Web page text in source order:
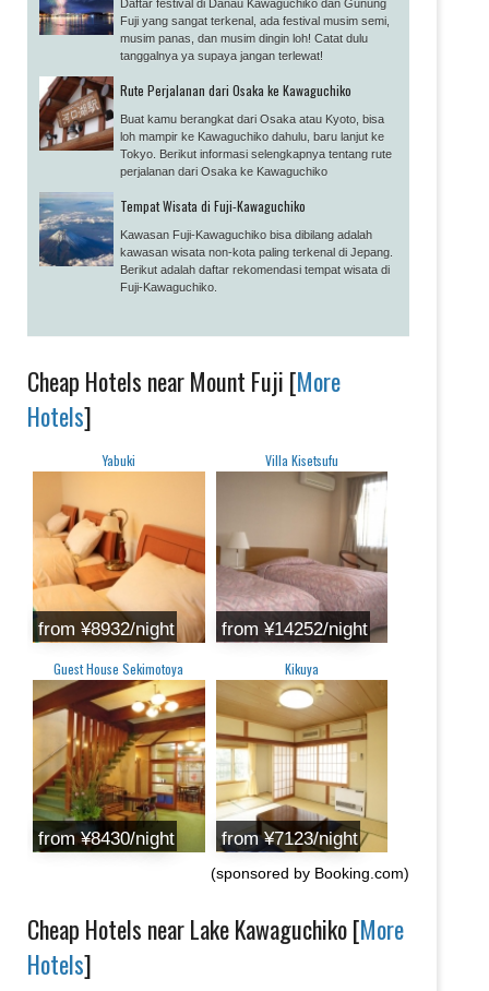
Daftar festival di Danau Kawaguchiko dan Gunung
Fuji yang sangat terkenal, ada festival musim semi,
musim panas, dan musim dingin loh! Catat dulu
tanggalnya ya supaya jangan terlewat!
Rute Perjalanan dari Osaka ke Kawaguchiko
Buat kamu berangkat dari Osaka atau Kyoto, bisa
loh mampir ke Kawaguchiko dahulu, baru lanjut ke
Tokyo. Berikut informasi selengkapnya tentang rute
perjalanan dari Osaka ke Kawaguchiko
Tempat Wisata di Fuji-Kawaguchiko
Kawasan Fuji-Kawaguchiko bisa dibilang adalah
kawasan wisata non-kota paling terkenal di Jepang.
Berikut adalah daftar rekomendasi tempat wisata di
Fuji-Kawaguchiko.
Cheap Hotels near Mount Fuji [More
Hotels]
Yabuki
from ‎¥8932/night
Villa Kisetsufu
from ‎¥14252/night
Guest House Sekimotoya
from ‎¥8430/night
Kikuya
from ‎¥7123/night
(sponsored by Booking.com)
Cheap Hotels near Lake Kawaguchiko [More
Hotels]